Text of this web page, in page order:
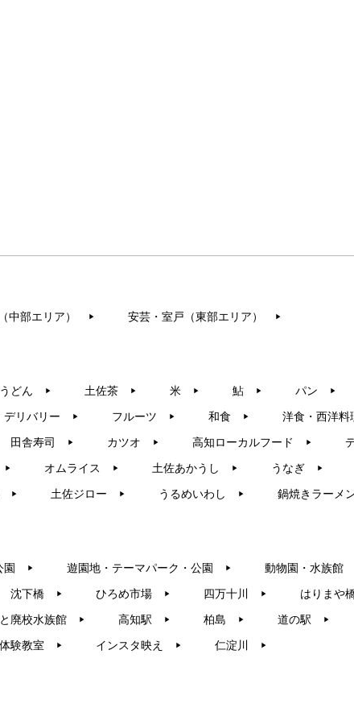
中部エリア） ▶︎ 安芸・室戸（東部エリア） ▶︎
うどん ▶︎ 土佐茶 ▶︎ 米 ▶︎ 鮎 ▶︎ パン ▶︎
デリバリー ▶︎ フルーツ ▶︎ 和食 ▶︎ 洋食・西洋料
田舎寿司 ▶︎ カツオ ▶︎ 高知ローカルフード ▶︎
▶︎ オムライス ▶︎ 土佐あかうし ▶︎ うなぎ ▶︎
▶︎ 土佐ジロー ▶︎ うるめいわし ▶︎ 鍋焼きラーメ
園 ▶︎ 遊園地・テーマパーク・公園 ▶︎ 動物園・水族館
沈下橋 ▶︎ ひろめ市場 ▶︎ 四万十川 ▶︎ はりまや
廃校水族館 ▶︎ 高知駅 ▶︎ 柏島 ▶︎ 道の駅 ▶︎
体験教室 ▶︎ インスタ映え ▶︎ 仁淀川 ▶︎